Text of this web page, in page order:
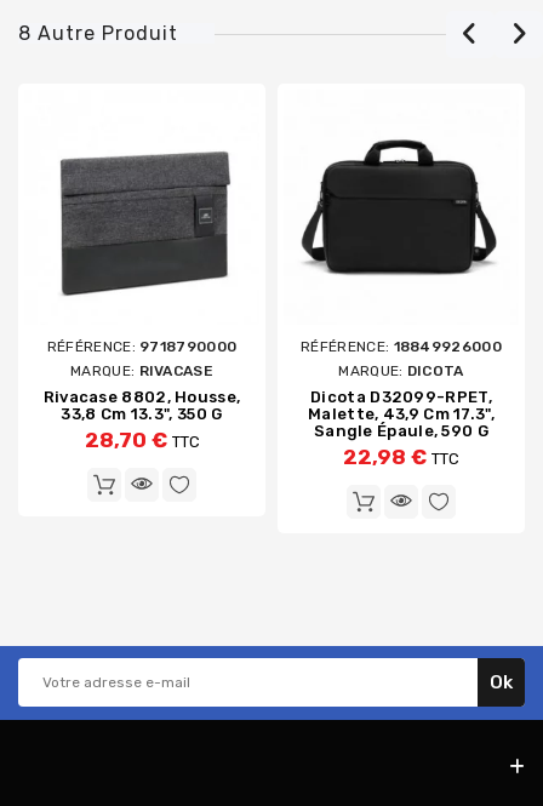
8 Autre Produit
RÉFÉRENCE: 9718790000
MARQUE: RIVACASE
Rivacase 8802, Housse,
33,8 Cm 13.3", 350 G
28,70 € TTC
RÉFÉRENCE: 18849926000
MARQUE: DICOTA
Dicota D32099-RPET,
Malette, 43,9 Cm 17.3",
Sangle Épaule, 590 G
22,98 € TTC